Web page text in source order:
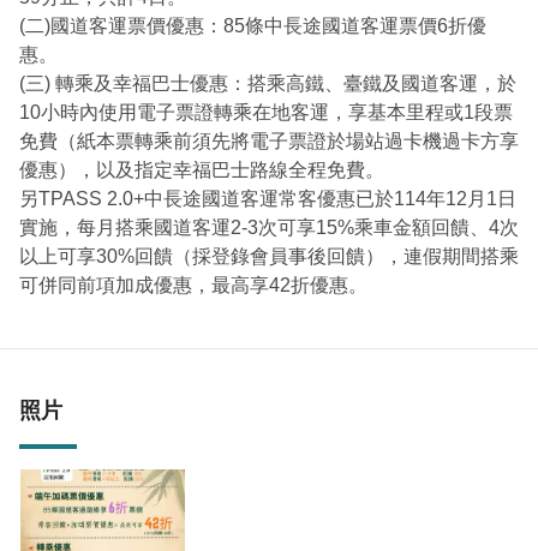
(二)國道客運票價優惠：85條中長途國道客運票價6折優
惠。
(三) 轉乘及幸福巴士優惠：搭乘高鐵、臺鐵及國道客運，於
10小時內使用電子票證轉乘在地客運，享基本里程或1段票
免費（紙本票轉乘前須先將電子票證於場站過卡機過卡方享
優惠），以及指定幸福巴士路線全程免費。
另TPASS 2.0+中長途國道客運常客優惠已於114年12月1日
實施，每月搭乘國道客運2-3次可享15%乘車金額回饋、4次
以上可享30%回饋（採登錄會員事後回饋），連假期間搭乘
可併同前項加成優惠，最高享42折優惠。
照片